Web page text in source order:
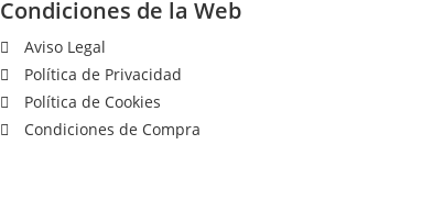
Condiciones de la Web
Aviso Legal
Política de Privacidad
Política de Cookies
Condiciones de Compra